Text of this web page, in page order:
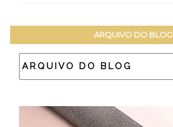
ARQUIVO DO BLOG